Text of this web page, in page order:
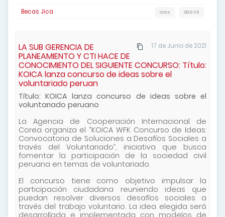
Becas Jica 98,9 KB
docx
17 de Junio de 2021
LA SUB GERENCIA DE
PLANEAMIENTO Y CTI HACE DE
CONOCIMIENTO DEL SIGUIENTE CONCURSO: Título:
KOICA lanza concurso de ideas sobre el
voluntariado peruan
Título: KOICA lanza concurso de ideas sobre el
voluntariado peruano
La Agencia de Cooperación Internacional de
Corea organiza el “KOICA WFK Concurso de Ideas:
Convocatoria de Soluciones a Desafíos Sociales a
través del Voluntariado”, iniciativa que busca
fomentar la participación de la sociedad civil
peruana en temas de voluntariado.
El concurso tiene como objetivo impulsar la
participación ciudadana reuniendo ideas que
puedan resolver diversos desafíos sociales a
través del trabajo voluntario. La idea elegida será
desarrollada e implementada con modelos de